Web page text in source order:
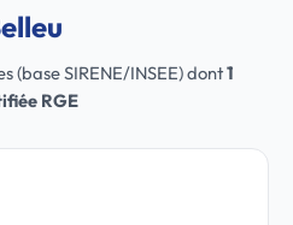
(base SIRENE/INSEE) dont1
RGE